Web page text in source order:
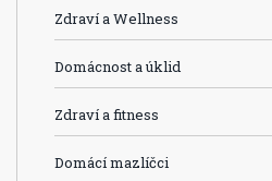
Zdraví a Wellness
Domácnost a úklid
Zdraví a fitness
Domácí mazlíčci